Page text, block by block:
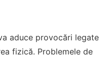
aduce provocări legate
fizică. Problemele de